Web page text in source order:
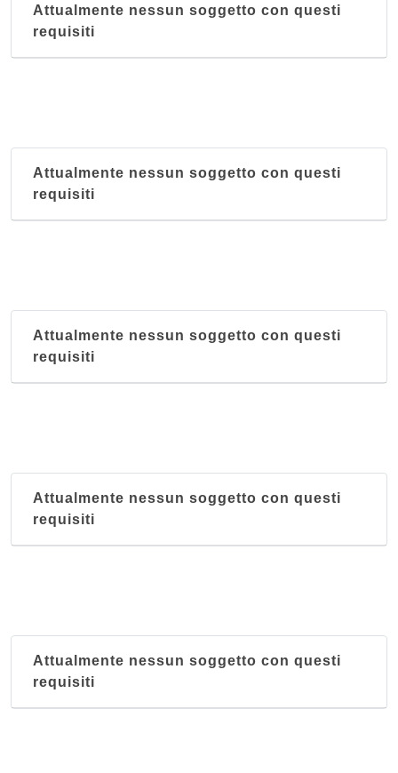
frazione Campolo 22, Grizzana Morandi
Attualmente nessun soggetto con questi
requisiti
Attualmente nessun soggetto con questi
requisiti
Attualmente nessun soggetto con questi
requisiti
Attualmente nessun soggetto con questi
requisiti
Attualmente nessun soggetto con questi
requisiti